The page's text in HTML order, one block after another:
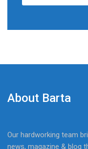
About Barta
Our hardworking team
news, magazine & blog